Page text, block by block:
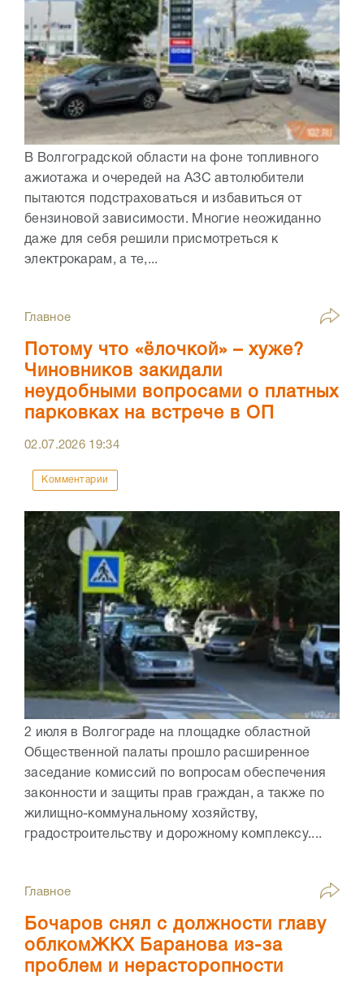
В Волгоградской области на фоне топливного
ажиотажа и очередей на АЗС автолюбители
пытаются подстраховаться и избавиться от
бензиновой зависимости. Многие неожиданно
даже для себя решили присмотреться к
электрокарам, а те,...
Главное
Потому что «ёлочкой» – хуже?
Чиновников закидали
неудобными вопросами о платных
парковках на встрече в ОП
02.07.2026 19:34
Комментарии
2 июля в Волгограде на площадке областной
Общественной палаты прошло расширенное
заседание комиссий по вопросам обеспечения
законности и защиты прав граждан, а также по
жилищно-коммунальному хозяйству,
градостроительству и дорожному комплексу....
Главное
Бочаров снял с должности главу
облкомЖКХ Баранова из-за
проблем и нерасторопности